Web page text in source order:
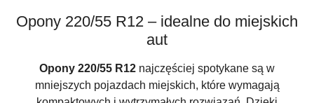
Opony 220/55 R12 – idealne do miejskich
aut
Opony 220/55 R12 najczęściej spotykane są w
mniejszych pojazdach miejskich, które wymagają